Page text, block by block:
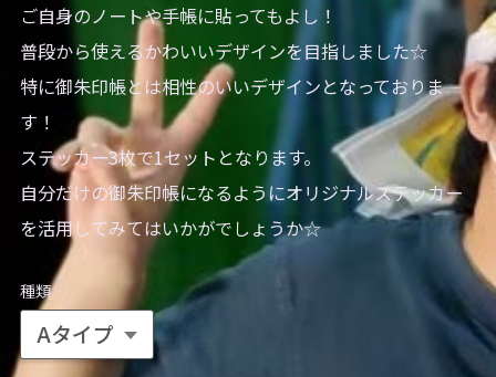
ご自身のノートや手帳に貼ってもよし！
普段から使えるかわいいデザインを目指しました☆
特に御朱印帳とは相性のいいデザインとなっておりま
す！
ステッカー3枚で1セットとなります。
自分だけの御朱印帳になるようにオリジナルステッカー
を活用してみてはいかがでしょうか☆
種類